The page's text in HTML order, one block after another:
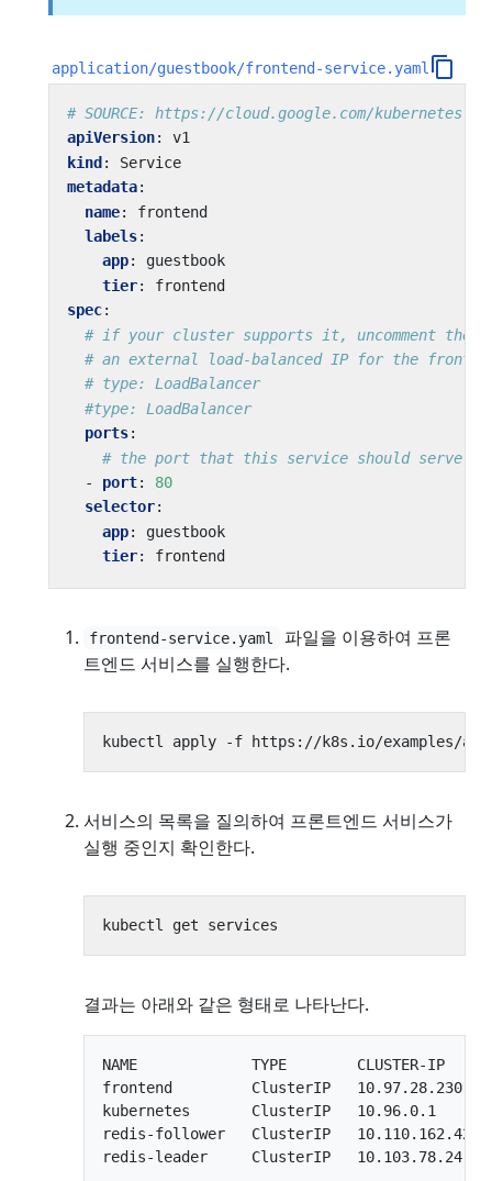
application/guestbook/frontend-service.yaml
# SOURCE: https://cloud.google.com/kubernetes-
apiVersion:
v1
kind :
Service
metadata:
name:
frontend
labels:
app:
guestbook
tier:
frontend
spec:
# if your cluster supports it, uncomment the
# an external load-balanced IP for the
# type: LoadBalancer
#type: LoadBalancer
ports:
# the port that this service should serve on
- port:
80
selector:
app:
guestbook
tier: frontend
frontend-service.yaml
파일을 이용하여 프론
트엔드 서비스를 실행한다.
서비스의 목록을 질의하여 프론트엔드 서비스가
실행 중인지 확인한다.
결과는 아래와 같은 형태로 나타난다.
NAME             TYPE        CLUSTER-IP
frontend         ClusterIP   10.97.28.230
kubernetes       ClusterIP   10.96.0.1
redis-follower   ClusterIP   10.110.162.42